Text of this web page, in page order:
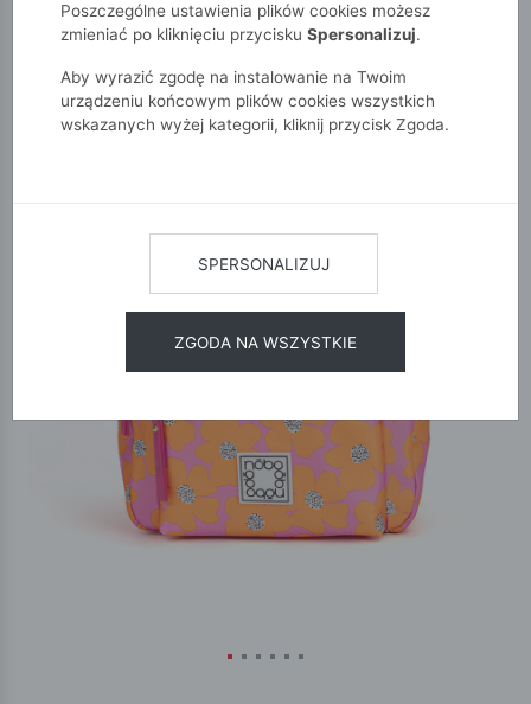
Poszczególne ustawienia plików cookies możesz
zmieniać po kliknięciu przycisku Spersonalizuj.
Aby wyrazić zgodę na instalowanie na Twoim
urządzeniu końcowym plików cookies wszystkich
wskazanych wyżej kategorii, kliknij przycisk Zgoda.
SPERSONALIZUJ
ZGODA NA WSZYSTKIE